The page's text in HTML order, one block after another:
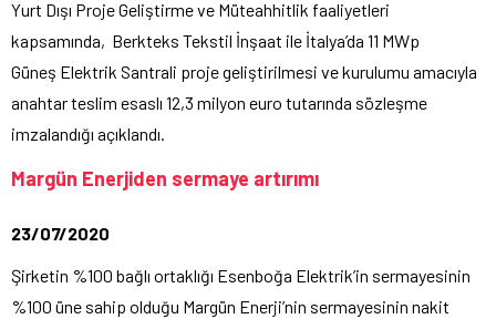
Yurt Dışı Proje Geliştirme ve Müteahhitlik faaliyetleri
kapsamında, Berkteks Tekstil İnşaat ile İtalya’da 11 MWp
Güneş Elektrik Santrali proje geliştirilmesi ve kurulumu amacıyla
anahtar teslim esaslı 12,3 milyon euro tutarında sözleşme
imzalandığı açıklandı.
Margün Enerjiden sermaye artırımı
23/07/2020
Şirketin %100 bağlı ortaklığı Esenboğa Elektrik’in sermayesinin
%100 üne sahip olduğu Margün Enerji’nin sermayesinin nakit